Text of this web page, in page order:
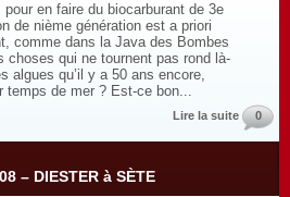
en faire du biocarburant de 3e
de nième génération est a priori
comme dans la Java des Bombes
choses qui ne tournent pas rond là-
algues qu’il y a 50 ans encore,
temps de mer ? Est-ce bon...
Lire la suite 0
– DIESTER à SÈTE